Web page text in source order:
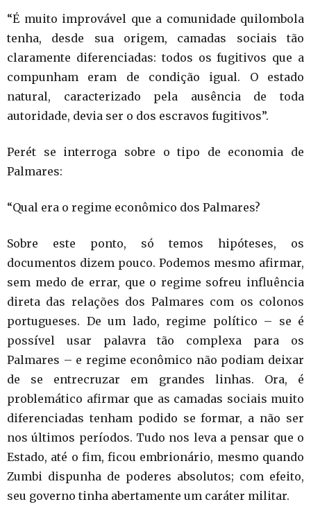
“É muito improvável que a comunidade quilombola
tenha, desde sua origem, camadas sociais tão
claramente diferenciadas: todos os fugitivos que a
compunham eram de condição igual. O estado
natural, caracterizado pela ausência de toda
autoridade, devia ser o dos escravos fugitivos”.
Perét se interroga sobre o tipo de economia de
Palmares:
“Qual era o regime econômico dos Palmares?
Sobre este ponto, só temos hipóteses, os
documentos dizem pouco. Podemos mesmo afirmar,
sem medo de errar, que o regime sofreu influência
direta das relações dos Palmares com os colonos
portugueses. De um lado, regime político – se é
possível usar palavra tão complexa para os
Palmares – e regime econômico não podiam deixar
de se entrecruzar em grandes linhas. Ora, é
problemático afirmar que as camadas sociais muito
diferenciadas tenham podido se formar, a não ser
nos últimos períodos. Tudo nos leva a pensar que o
Estado, até o fim, ficou embrionário, mesmo quando
Zumbi dispunha de poderes absolutos; com efeito,
seu governo tinha abertamente um caráter militar.